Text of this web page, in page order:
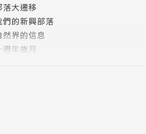
消失》後，奧崴尼‧卡勒盛以親身體
血淚之書，其中每一細節都是書中
闢回到原鄉古茶布安之路，內心深
種植在現實裡。
大遷移
的新興部落
界的信息
年歲月